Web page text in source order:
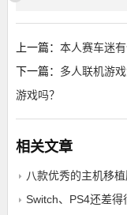
上一篇： 本人赛车迷
下一篇： 多人联机游
游戏吗？
相关文章
八款优秀的主机移
Switch、PS4还差得很